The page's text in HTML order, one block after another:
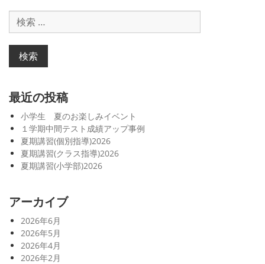
(ク
導)
最近の投稿
小学生 夏のお楽しみイベント
１学期中間テスト成績アップ事例
夏期講習(個別指導)2026
夏期講習(クラス指導)2026
夏期講習(小学部)2026
アーカイブ
2026年6月
2026年5月
2026年4月
2026年2月